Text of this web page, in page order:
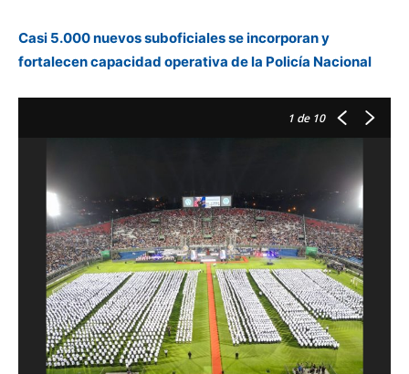
Casi 5.000 nuevos suboficiales se incorporan y
fortalecen capacidad operativa de la Policía Nacional
1 de 10